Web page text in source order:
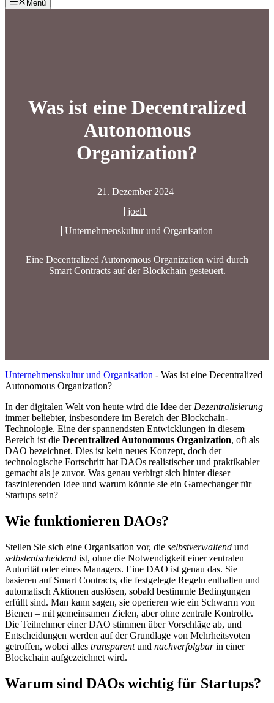
Menü
Was ist eine Decentralized
Autonomous
Organization?
21. Dezember 2024
joel1
Unternehmenskultur und Organisation
Eine Decentralized Autonomous Organization wird durch
Smart Contracts auf der Blockchain gesteuert.
Unternehmenskultur und Organisation - Was ist eine Decentralized
Autonomous Organization?
In der digitalen Welt von heute wird die Idee der Dezentralisierung
immer beliebter, insbesondere im Bereich der Blockchain-
Technologie. Eine der spannendsten Entwicklungen in diesem
Bereich ist die Decentralized Autonomous Organization, oft als
DAO bezeichnet. Dies ist kein neues Konzept, doch der
technologische Fortschritt hat DAOs realistischer und praktikabler
gemacht als je zuvor. Was genau verbirgt sich hinter dieser
faszinierenden Idee und warum könnte sie ein Gamechanger für
Startups sein?
Wie funktionieren DAOs?
Stellen Sie sich eine Organisation vor, die selbstverwaltend und
selbstentscheidend ist, ohne die Notwendigkeit einer zentralen
Autorität oder eines Managers. Eine DAO ist genau das. Sie
basieren auf Smart Contracts, die festgelegte Regeln enthalten und
automatisch Aktionen auslösen, sobald bestimmte Bedingungen
erfüllt sind. Man kann sagen, sie operieren wie ein Schwarm von
Bienen – mit gemeinsamen Zielen, aber ohne zentrale Kontrolle.
Die Teilnehmer einer DAO stimmen über Vorschläge ab, und
Entscheidungen werden auf der Grundlage von Mehrheitsvoten
getroffen, wobei alles transparentund nachverfolgbarin einer
Blockchain aufgezeichnet wird.
Warum sind DAOs wichtig für Startups?